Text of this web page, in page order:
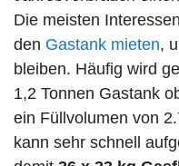
Die meisten
den Gastank mieten,
bleiben. Häufig wird
1,2 Tonnen Gastank
ein Füllvolumen von
kann sehr schnell